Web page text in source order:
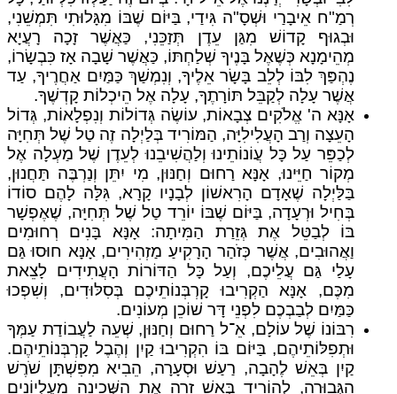
רְמַ"ח אֵיבָרַי וּשְׁסָ"ה גִּידַי, בַּיּוֹם שֶׁבּוֹ מִגָּלוּתִי תִּמְשֵׁנִי,
וּבְגוּף קָדוֹשׁ מִגַּן עֵדֶן תְּזַכֵּנִי, כַּאֲשֶׁר זָכָה רָעֲיָא
מְהֵימָנָא כְּשֶׁאֶל בָּנֶיךָ שְׁלַחְתּוֹ, כַּאֲשֶׁר שָׁבָה אָז כִּבְשָׂרוֹ,
נֶהְפַּךְ לִבּוֹ לְלֵב בָּשָׂר אֵלֶיךָ, וְנִמְשַׁךְ כַּמַּיִם אַחֲרֶיךָ, עַד
אֲשֶׁר עָלָה לְקַבֵּל תּוֹרָתֶךָ, עָלָה אֶל הֵיכְלוֹת קָדְשֶׁךָ.
אָנָּא ה' אֱלֹקִים צְבָאוֹת, עוֹשֶׂה גְּדוֹלוֹת וְנִפְלָאוֹת, גְּדוֹל
הָעֵצָה וְרַב הָעֲלִילִיָּה, הַמּוֹרִיד בְּלַיְלָה זֶה טַל שֶׁל תְּחִיָּה
לְכַפֵּר עַל כָּל עֲוֹנוֹתֵינוּ וְלַהֲשִׁיבֵנוּ לְעֵדֶן שֶׁל מַעְלָה אֶל
מְקוֹר חַיֵּינוּ, אָנָּא רַחוּם וְחַנּוּן, מִי יִתֵּן וְנַרְבֶּה תַּחֲנוּן,
בַּלַּיְלָה שֶׁאָדָם הָרִאשׁוֹן לְבָנָיו קָרָא, גִּלָּה לָהֶם סוֹדוֹ
בְּחִיל וּרְעָדָה, בַּיּוֹם שֶׁבּוֹ יוֹרֵד טַל שֶׁל תְּחִיָּה, שֶׁאֶפְשָׁר
בּוֹ לְבַטֵּל אֶת גְּזֵרַת הַמִּיתָה: אָנָּא בָּנִים רְחוּמִים
וַאֲהוּבִים, אֲשֶׁר כְּזֹהַר הָרָקִיעַ מַזְהִירִים, אָנָּא חוּסוּ גַּם
עָלַי גַּם עֲלֵיכֶם, וְעַל כָּל הַדּוֹרוֹת הָעֲתִידִים לָצֵאת
מִכֶּם, אָנָּא הַקְרִיבוּ קָרְבְּנוֹתֵיכֶם בְּסִלּוּדִים, וְשִׁפְכוּ
כַּמַּיִם לְבַבְכֶם לִפְנֵי דָּר שׁוֹכֵן מְעוֹנִים.
רִבּוֹנוֹ שֶׁל עוֹלָם, אֵ־ל רַחוּם וְחַנּוּן, שְׁעֵה לַעֲבוֹדַת עַמְּךָ
וּתְפִלּוֹתֵיהֶם, בַּיּוֹם בּוֹ הִקְרִיבוּ קַיִן וְהֶבֶל קָרְבְּנוֹתֵיהֶם.
קַיִן בְּאֵשׁ לֶהָבָה, רַעַשׁ וּסְעָרָה, הֵבִיא מִפִּשְׁתָּן שֹׁרֶשׁ
הַגְּבוּרָה, לְהוֹרִיד בְּאֵשׁ זָרָה אֶת הַשְּׁכִינָה מֵעֶלְיוֹנִים